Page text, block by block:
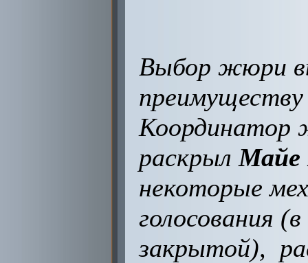
Выбор жюри
преимуществу
раскрылМайе
некоторые
голосования
закрытой),